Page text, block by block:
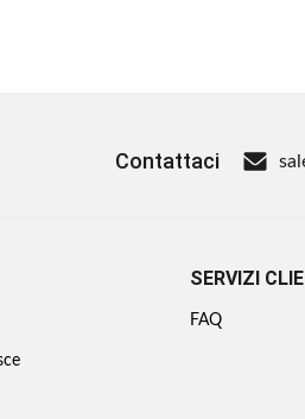
Contattaci
SERVIZI
FAQ